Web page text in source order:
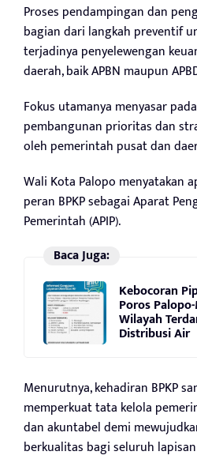
Proses pendampingan dan
bagian dari langkah preventif
terjadinya penyelewengan
daerah, baik APBN maupun
Fokus utamanya menyasar
pembangunan prioritas dan
oleh pemerintah pusat dan
Wali Kota Palopo menyatakan
peran BPKP sebagai Aparat
Pemerintah (APIP).
Baca Juga:
Kebocoran
Poros
Wilayah
Distribusi Air
Menurutnya, kehadiran BPKP
memperkuat tata kelola
dan akuntabel demi
berkualitas bagi seluruh